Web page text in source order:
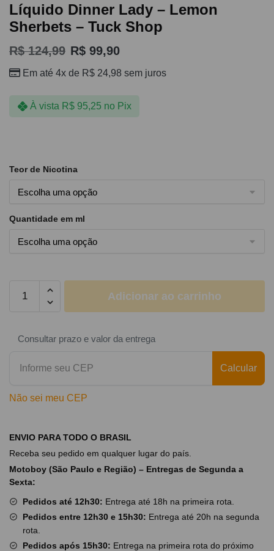
Líquido Dinner Lady – Lemon
Sherbets – Tuck Shop
R$124,99 R$ 99,90
Em até 4x de R$ 24,98 sem juros
À vista R$95,25 no Pix
Teor de Nicotina
Quantidade em ml
Adicionar ao carrinho
Consultar prazo e valor da entrega
Calcular
Não sei meu CEP
ENVIO PARA TODO O BRASIL
Receba seu pedido em qualquer lugar do país.
Motoboy (São Paulo e Região) – Entregas de Segunda a
Sexta:
Pedidos até 12h30: Entrega até 18h na primeira rota.
Pedidos entre 12h30 e 15h30: Entrega até 20h na segunda
rota.
Pedidos após 15h30: Entrega na primeira rota do próximo